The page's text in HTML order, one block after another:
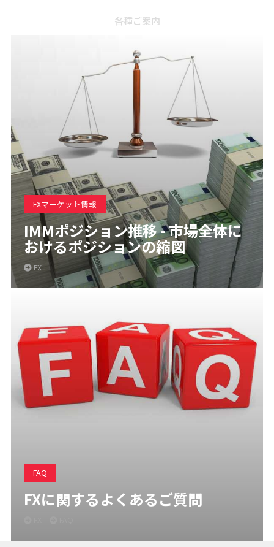
各種ご案内
FXマーケット情報
IMMポジション推移 - 市場全体に
おけるポジションの縮図
FX
FAQ
FXに関するよくあるご質問